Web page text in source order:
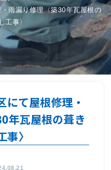
雨漏り修理〈築30年瓦屋根の
工事〉
にて屋根修理・
年瓦屋根の葺き
事〉